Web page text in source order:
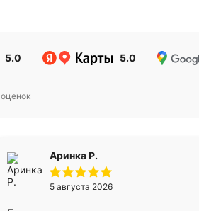
5.0 5.0
оценок
Аринка Р.
5 августа 2026